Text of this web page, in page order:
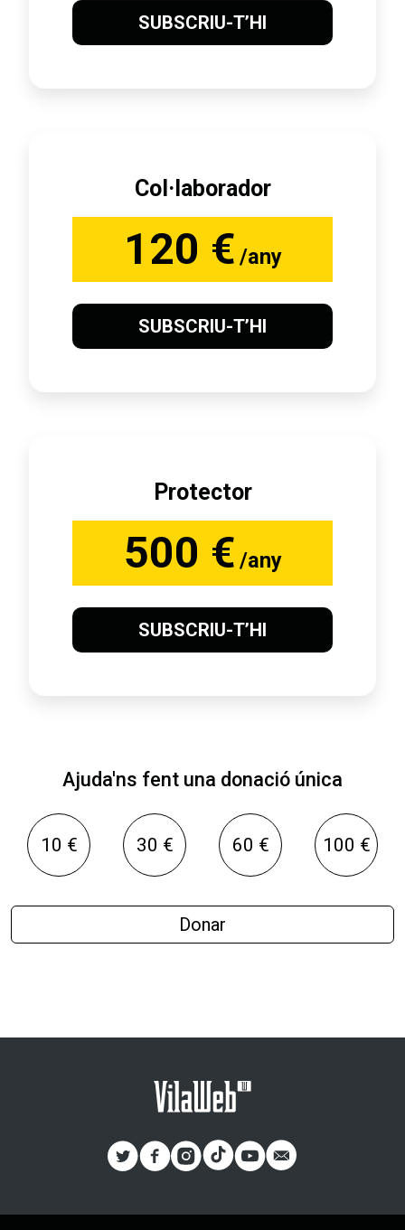
SUBSCRIU-T’HI
Col·laborador
120 € /any
SUBSCRIU-T’HI
Protector
500 € /any
SUBSCRIU-T’HI
Ajuda'ns fent una donació única
10 € 30 € 60 € 100 €
Donar